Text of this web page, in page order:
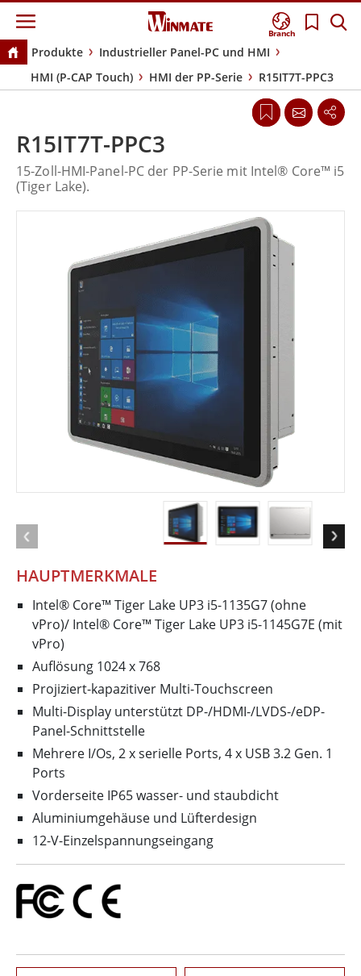
Branch
Produkte
Industrieller Panel-PC und HMI
HMI (P-CAP Touch)
HMI der PP-Serie R15IT7T-PPC3
HAUPTMERKMALE
Intel® Core™ Tiger Lake UP3 i5-1135G7 (ohne
vPro)/ Intel® Core™ Tiger Lake UP3 i5-1145G7E (mit
vPro)
Auflösung 1024 x 768
Projiziert-kapazitiver Multi-Touchscreen
Multi-Display unterstützt DP-/HDMI-/LVDS-/eDP-
Panel-Schnittstelle
Mehrere I/Os, 2 x serielle Ports, 4 x USB 3.2 Gen. 1
Ports
Vorderseite IP65 wasser- und staubdicht
Aluminiumgehäuse und Lüfterdesign
12-V-Einzelspannungseingang
R15IT7T-PPC3
15-Zoll-HMI-Panel-PC der PP-Serie mit Intel® Core™ i5
(Tiger Lake).